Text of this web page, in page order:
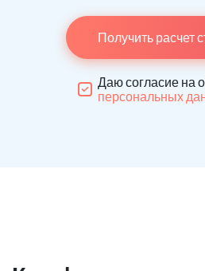
Получить расчет
Даю согласие на
персональных